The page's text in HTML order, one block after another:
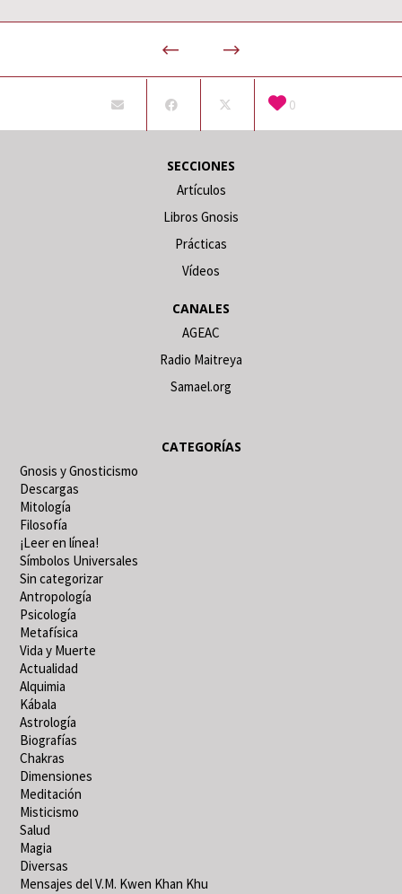
0
SECCIONES
Artículos
Libros Gnosis
Prácticas
Vídeos
CANALES
AGEAC
Radio Maitreya
Samael.org
CATEGORÍAS
Gnosis y Gnosticismo
Descargas
Mitología
Filosofía
¡Leer en línea!
Símbolos Universales
Sin categorizar
Antropología
Psicología
Metafísica
Vida y Muerte
Actualidad
Alquimia
Kábala
Astrología
Biografías
Chakras
Dimensiones
Meditación
Misticismo
Salud
Magia
Diversas
Mensajes del V.M. Kwen Khan Khu